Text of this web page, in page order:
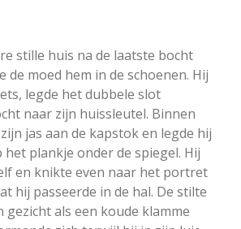
stille huis na de laatste bocht
de moed hem in de schoenen. Hij
legde het dubbele slot
naar zijn huissleutel. Binnen
jas aan de kapstok en legde hij
plankje onder de spiegel. Hij
en knikte even naar het portret
hij passeerde in de hal. De stilte
gezicht als een koude klamme